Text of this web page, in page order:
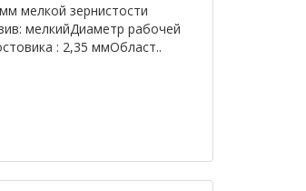
мелкой зернистости
мелкийДиаметр рабочей
: 2,35 ммОбласт..